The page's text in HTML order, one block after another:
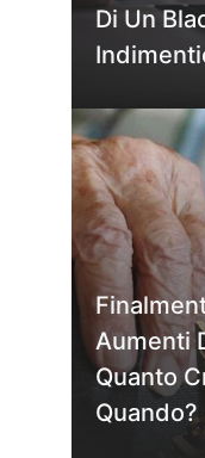
Di Un
Aumenti
Quanto
Quando?